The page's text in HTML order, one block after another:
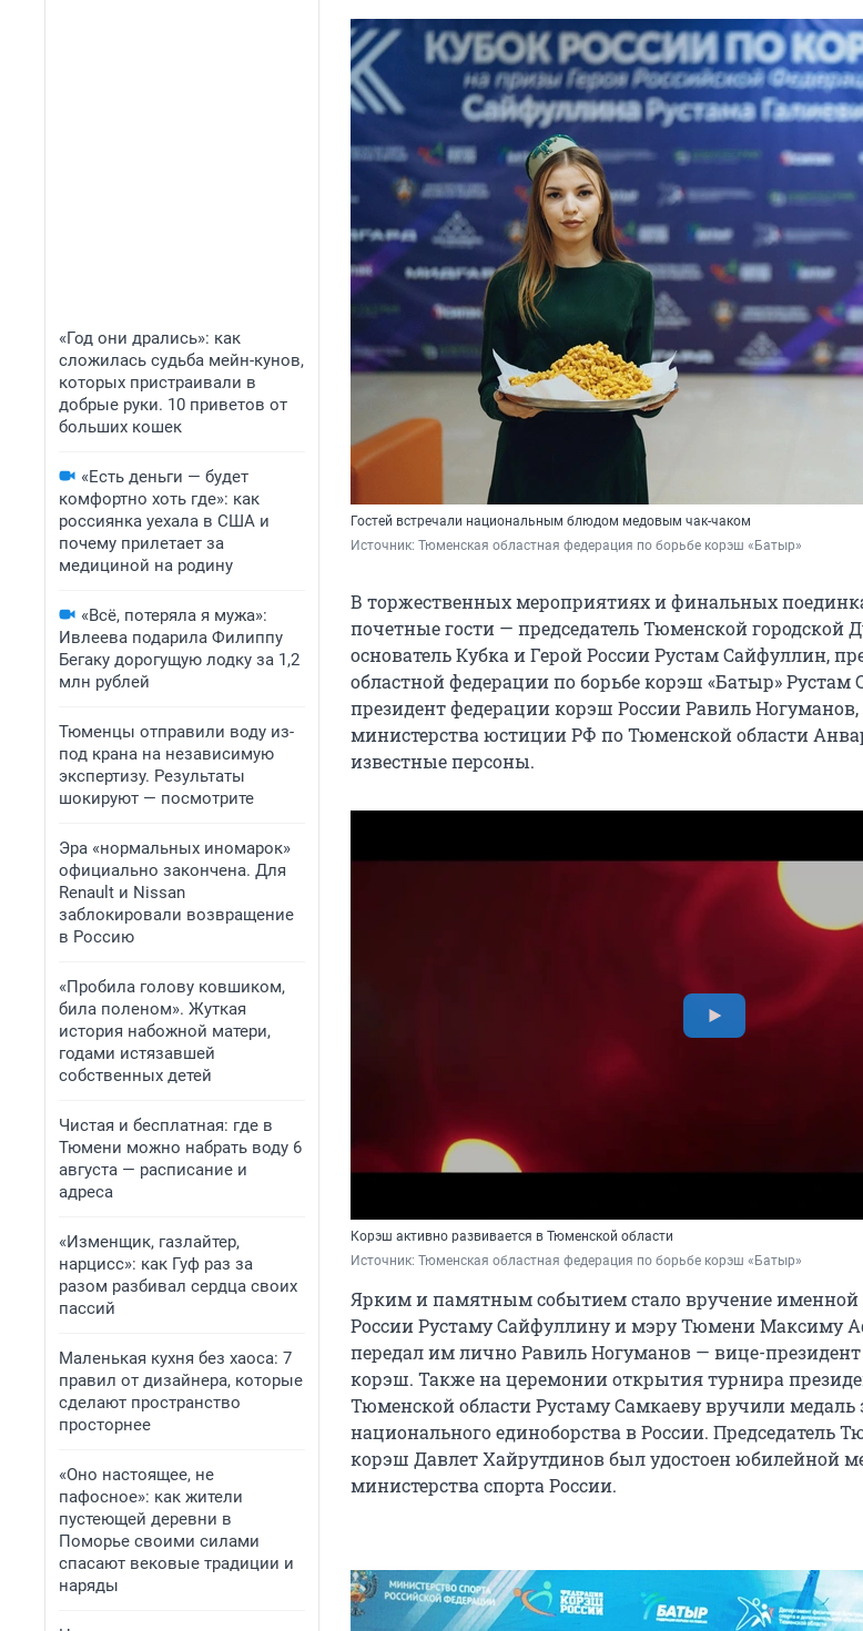
«Год они дрались»: как
сложилась судьба мейн-кунов,
которых пристраивали в
добрые руки. 10 приветов от
больших кошек
«Есть деньги — будет
комфортно хоть где»: как
россиянка уехала в США и
почему прилетает за
медициной на родину
«Всё, потеряла я мужа»:
Ивлеева подарила Филиппу
Бегаку дорогущую лодку за 1,2
млн рублей
Тюменцы отправили воду из-
под крана на независимую
экспертизу. Результаты
шокируют — посмотрите
Эра «нормальных иномарок»
официально закончена. Для
Renault и Nissan
заблокировали возвращение
в Россию
«Пробила голову ковшиком,
била поленом». Жуткая
история набожной матери,
годами истязавшей
собственных детей
Чистая и бесплатная: где в
Тюмени можно набрать воду 6
августа — расписание и
адреса
«Изменщик, газлайтер,
нарцисс»: как Гуф раз за
разом разбивал сердца своих
пассий
Маленькая кухня без хаоса: 7
правил от дизайнера, которые
сделают пространство
просторнее
«Оно настоящее, не
пафосное»: как жители
пустеющей деревни в
Поморье своими силами
спасают вековые традиции и
наряды
Гостей встречали национальным блюдом медовым чак-чаком
Источник: Тюменская областная федерация по борьбе корэш «Батыр»
В торжественных мероприятиях и финальных
почетные гости — председатель Тюменской городской
основатель Кубка и Герой России Рустам Сайфуллин,
областной федерации по борьбе корэш «Батыр» Рустам
президент федерации корэш России Равиль
министерства юстиции РФ по Тюменской области
известные персоны.
Корэш активно развивается в Тюменской области
Источник: Тюменская областная федерация по борьбе корэш «Батыр»
Ярким и памятным событием стало вручение
России Рустаму Сайфуллину и мэру Тюмени Максиму
передал им лично Равиль Ногуманов — вице-
корэш. Также на церемонии открытия турнира
Тюменской области Рустаму Самкаеву вручили медаль
национального единоборства в России. Председатель
корэш Давлет Хайрутдинов был удостоен юбилейной
министерства спорта России.